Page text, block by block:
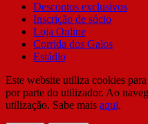
Descontos exclusivos
Inscrição de sócio
Loja Online
Corrida dos Galos
Estádio
Este website utiliza cookies
por parte do utilizador. Ao
utilização. Sabe mais aqui.